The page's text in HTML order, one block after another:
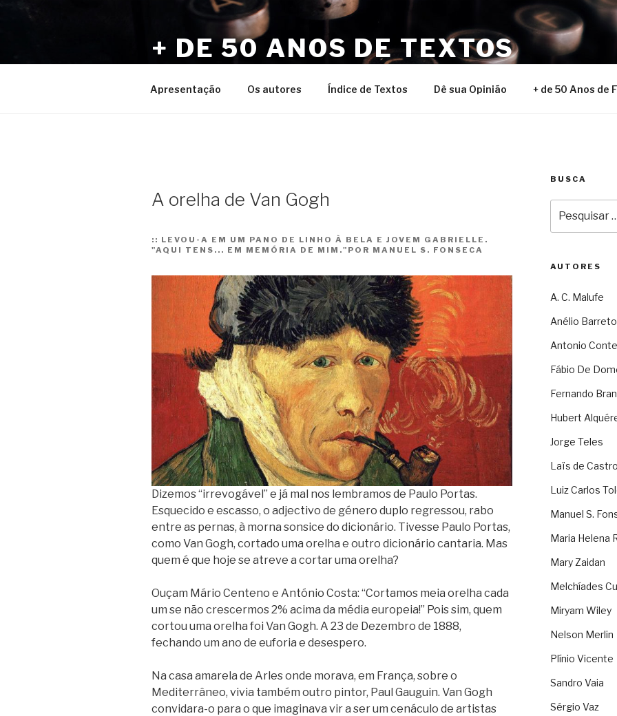
Pular
+ DE 50 ANOS DE TEXTOS
Apresentação Os autores Índice de Textos Dê sua Opinião + de 50 Anos de
A orelha de Van Gogh
:: LEVOU-A EM UM PANO DE LINHO À BELA E JOVEM GABRIELLE.
"AQUI TENS... EM MEMÓRIA DE MIM."POR MANUEL S. FONSECA
Dizemos “irrevogável” e já mal nos lembramos de Paulo Portas.
Esquecido e escasso, o adjectivo de género duplo regressou, rabo
entre as pernas, à morna sonsice do dicionário. Tivesse Paulo Portas,
como Van Gogh, cortado uma orelha e outro dicionário cantaria. Mas
quem é que hoje se atreve a cortar uma orelha?
Ouçam Mário Centeno e António Costa: “Cortamos meia orelha cada
um se não crescermos 2% acima da média europeia!” Pois sim, quem
cortou uma orelha foi Van Gogh. A 23 de Dezembro de 1888,
fechando um ano de euforia e desespero.
Na casa amarela de Arles onde morava, em França, sobre o
Mediterrâneo, vivia também outro pintor, Paul Gauguin. Van Gogh
convidara-o para o que imaginava vir a ser um cenáculo de artistas
BUSCA
por:
AUTORES
A. C. Malufe
Anélio Barreto
Antonio
Fábio De
Fernando
Hubert
Jorge Teles
Laïs de Castro
Luiz Carlos
Manuel S.
Maria Helena
Mary Zaidan
Melchíades
Miryam Wiley
Nelson Merlin
Plínio Vicente
Sandro Vaia
Sérgio Vaz